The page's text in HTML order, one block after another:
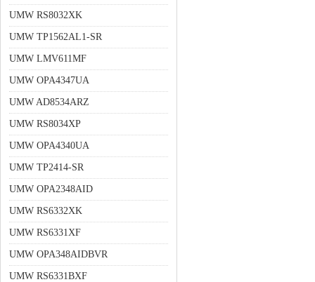
UMW RS8032XK
UMW TP1562AL1-SR
UMW LMV611MF
UMW OPA4347UA
UMW AD8534ARZ
UMW RS8034XP
UMW OPA4340UA
UMW TP2414-SR
UMW OPA2348AID
UMW RS6332XK
UMW RS6331XF
UMW OPA348AIDBVR
UMW RS6331BXF